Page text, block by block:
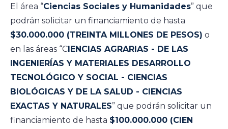
El área “Ciencias Sociales y Humanidades” que
podrán solicitar un financiamiento de hasta
$30.000.000 (TREINTA MILLONES DE PESOS) o
en las áreas “CIENCIAS AGRARIAS - DE LAS
INGENIERÍAS Y MATERIALES DESARROLLO
TECNOLÓGICO Y SOCIAL - CIENCIAS
BIOLÓGICAS Y DE LA SALUD - CIENCIAS
EXACTAS Y NATURALES” que podrán solicitar un
financiamiento de hasta $100.000.000 (CIEN